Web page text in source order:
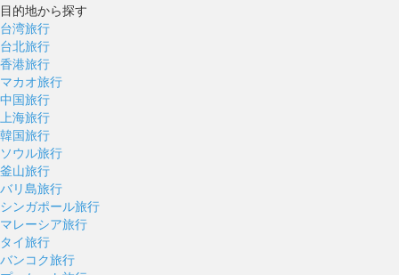
目的地から探す
台湾旅行
台北旅行
香港旅行
マカオ旅行
中国旅行
上海旅行
韓国旅行
ソウル旅行
釜山旅行
バリ島旅行
シンガポール旅行
マレーシア旅行
タイ旅行
バンコク旅行